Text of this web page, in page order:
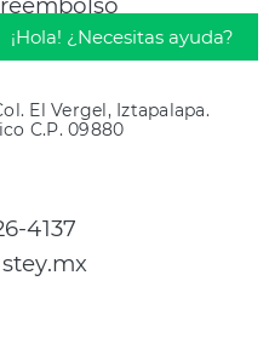
¡Hola! ¿Necesitas ayuda?
El Vergel, Iztapalapa.
C.P. 09880
4137